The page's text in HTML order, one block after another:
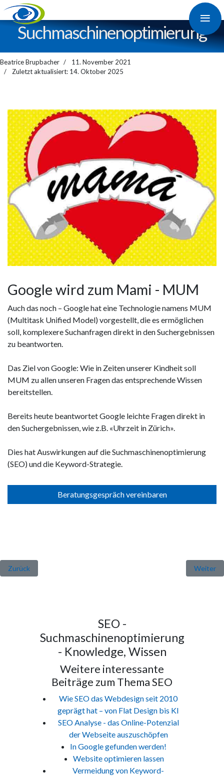
Suchmaschinen­optimierung
Beatrice Brupbacher
11. November 2021
Zuletzt aktualisiert: 14. Oktober 2025
Google wird zum Mami - MUM
Auch das noch – Google hat eine Technologie namens MUM
(Multitask Unified Model) vorgestellt, die es ermöglichen
soll, komplexere Suchanfragen direkt in den Suchergebnissen
zu beantworten.
Das Ziel von Google: Wie in Zeiten unserer Kindheit soll
MUM zu allen unseren Fragen das entsprechende Wissen
bereitstellen.
Bereits heute beantwortet Google leichte Fragen direkt in
den Suchergebnissen, wie z.B. «Uhrzeit in Zürich».
Dies hat Auswirkungen auf die Suchmaschinenoptimierung
(SEO) und die Keyword-Strategie.
Beratungsgespräch vereinbaren
Vorheriger Beitrag: Positive Erfahrung durch Google Core Update?
Zurück Weiter
SEO -
Suchmaschinenoptimierung
- Knowledge, Wissen
Weitere interessante
Beiträge zum Thema SEO
Wie SEO das Webdesign seit 2010
geprägt hat – von Flat Design bis KI
SEO Analyse - das Online-Potenzial
der Webseite auszuschöpfen
In Google gefunden werden!
Website optimieren lassen
Vermeidung von Keyword-
≡